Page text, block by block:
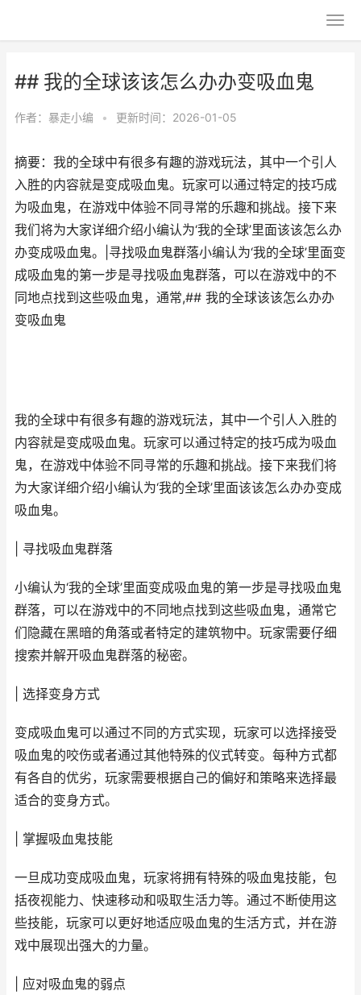
## 我的全球该该怎么办办变吸血鬼
作者： 暴走小编 • 更新时间：2026-01-05
摘要：我的全球中有很多有趣的游戏玩法，其中一个引人
入胜的内容就是变成吸血鬼。玩家可以通过特定的技巧成
为吸血鬼，在游戏中体验不同寻常的乐趣和挑战。接下来
我们将为大家详细介绍小编认为‘我的全球’里面该该怎么办
办变成吸血鬼。|寻找吸血鬼群落小编认为‘我的全球’里面变
成吸血鬼的第一步是寻找吸血鬼群落，可以在游戏中的不
同地点找到这些吸血鬼，通常,## 我的全球该该怎么办办
变吸血鬼
我的全球中有很多有趣的游戏玩法，其中一个引人入胜的
内容就是变成吸血鬼。玩家可以通过特定的技巧成为吸血
鬼，在游戏中体验不同寻常的乐趣和挑战。接下来我们将
为大家详细介绍小编认为‘我的全球’里面该该怎么办办变成
吸血鬼。
| 寻找吸血鬼群落
小编认为‘我的全球’里面变成吸血鬼的第一步是寻找吸血鬼
群落，可以在游戏中的不同地点找到这些吸血鬼，通常它
们隐藏在黑暗的角落或者特定的建筑物中。玩家需要仔细
搜索并解开吸血鬼群落的秘密。
| 选择变身方式
变成吸血鬼可以通过不同的方式实现，玩家可以选择接受
吸血鬼的咬伤或者通过其他特殊的仪式转变。每种方式都
有各自的优劣，玩家需要根据自己的偏好和策略来选择最
适合的变身方式。
| 掌握吸血鬼技能
一旦成功变成吸血鬼，玩家将拥有特殊的吸血鬼技能，包
括夜视能力、快速移动和吸取生活力等。通过不断使用这
些技能，玩家可以更好地适应吸血鬼的生活方式，并在游
戏中展现出强大的力量。
| 应对吸血鬼的弱点